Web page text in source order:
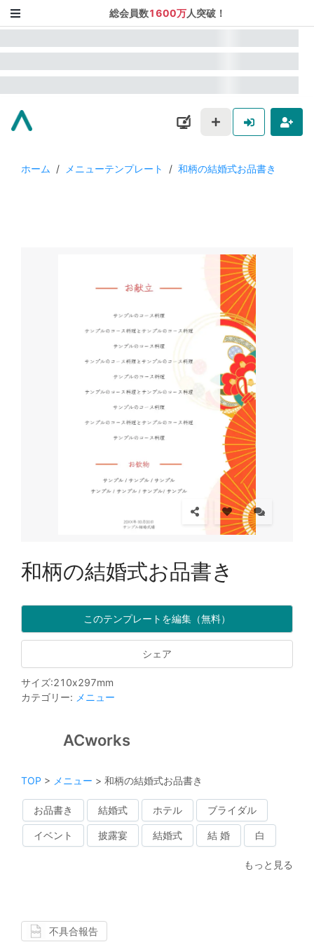
総会員数1600万人突破！
ホーム / メニューテンプレート / 和柄の結婚式お品書き
和柄の結婚式お品書き
このテンプレートを編集（無料）
シェア
サイズ:210x297mm
カテゴリー: メニュー
ACworks
TOP > メニュー > 和柄の結婚式お品書き
お品書き 結婚式 ホテル ブライダル
イベント 披露宴 結婚式 結 婚 白
もっと見る
不具合報告